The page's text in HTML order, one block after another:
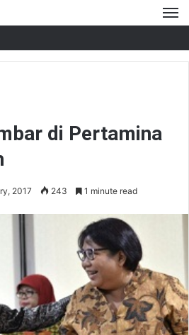
di Pertamina
2017 243 1 minute read